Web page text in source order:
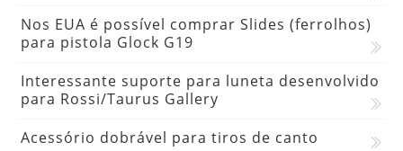
Nos EUA é possível comprar Slides (ferrolhos)
para pistola Glock G19
Interessante suporte para luneta desenvolvido
para Rossi/Taurus Gallery
Acessório dobrável para tiros de canto